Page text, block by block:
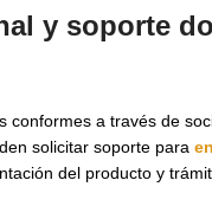
y soporte
conformes a través de
solicitar soporte para
del producto y